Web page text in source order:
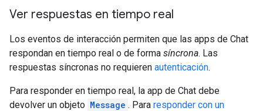
Ver respuestas en tiempo real
Los eventos de interacción permiten que las apps de Chat
respondan en tiempo real o de forma síncrona. Las
respuestas síncronas no requieren autenticación.
Para responder en tiempo real, la app de Chat debe
devolver un objeto Message . Para responder con un